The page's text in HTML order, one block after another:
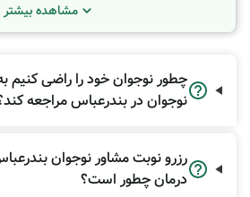
روانشناس
کاری انجام می‌دهد؟
بسیاری از افراد تصور می‌کنند که
بحران‌های شدید است. اما روانشناس
برخلاف روانشناس کودک که شاید بیشتر
کند، یا روانشناس بزرگسال که بر
است، روانشناس نوجوان باید زبان
مشاهده بیشتر
چطور نوجوان خود را راضی کنیم
نوجوان در بندرعباس مراجعه
رزرو نوبت مشاور نوجوان
درمان چطور است؟